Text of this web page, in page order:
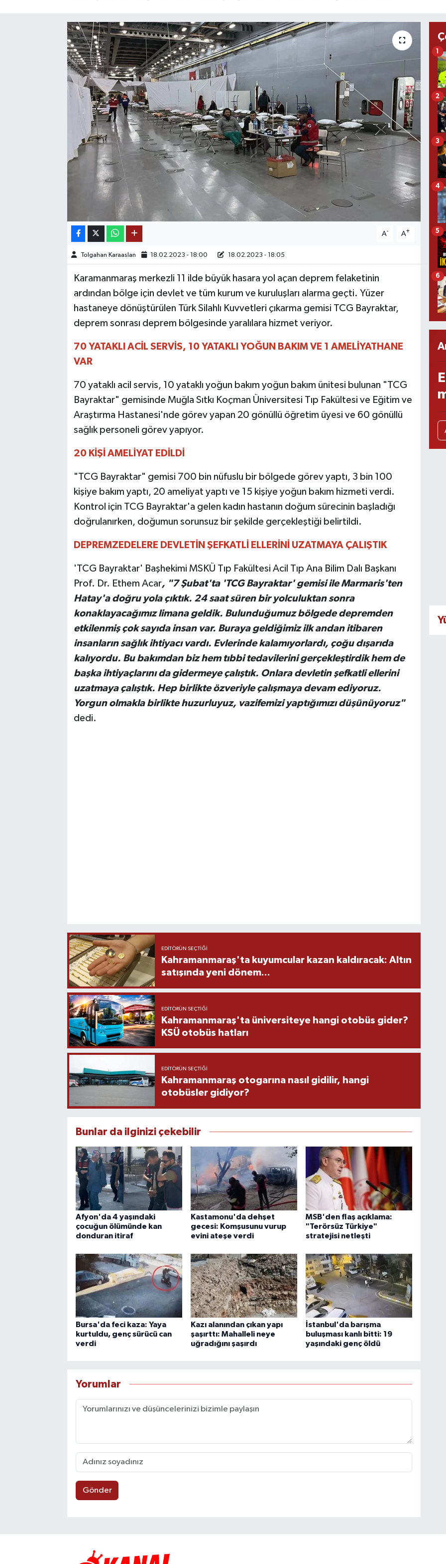
A- A+
Tolgahan Karaaslan 18.02.2023 - 18:00 18.02.2023 - 18:05
Karamanmaraş merkezli 11 ilde büyük hasara yol açan deprem felaketinin
ardından bölge için devlet ve tüm kurum ve kuruluşları alarma geçti. Yüzer
hastaneye dönüştürülen Türk Silahlı Kuvvetleri çıkarma gemisi TCG Bayraktar,
deprem sonrası deprem bölgesinde yaralılara hizmet veriyor.
70 YATAKLI ACİL SERVİS, 10 YATAKLI YOĞUN BAKIM VE 1 AMELİYATHANE
VAR
70 yataklı acil servis, 10 yataklı yoğun bakım yoğun bakım ünitesi bulunan "TCG
Bayraktar" gemisinde Muğla Sıtkı Koçman Üniversitesi Tıp Fakültesi ve Eğitim ve
Araştırma Hastanesi'nde görev yapan 20 gönüllü öğretim üyesi ve 60 gönüllü
sağlık personeli görev yapıyor.
20 KİŞİ AMELİYAT EDİLDİ
"TCG Bayraktar" gemisi 700 bin nüfuslu bir bölgede görev yaptı, 3 bin 100
kişiye bakım yaptı, 20 ameliyat yaptı ve 15 kişiye yoğun bakım hizmeti verdi.
Kontrol için TCG Bayraktar'a gelen kadın hastanın doğum sürecinin başladığı
doğrulanırken, doğumun sorunsuz bir şekilde gerçekleştiği belirtildi.
DEPREMZEDELERE DEVLETİN ŞEFKATLİ ELLERİNİ UZATMAYA ÇALIŞTIK
'TCG Bayraktar' Başhekimi MSKÜ Tıp Fakültesi Acil Tıp Ana Bilim Dalı Başkanı
Prof. Dr. Ethem Acar, "7 Şubat'ta 'TCG Bayraktar' gemisi ile Marmaris'ten
Hatay'a doğru yola çıktık. 24 saat süren bir yolculuktan sonra
konaklayacağımız limana geldik. Bulunduğumuz bölgede depremden
etkilenmiş çok sayıda insan var. Buraya geldiğimiz ilk andan itibaren
insanların sağlık ihtiyacı vardı. Evlerinde kalamıyorlardı, çoğu dışarıda
kalıyordu. Bu bakımdan biz hem tıbbi tedavilerini gerçekleştirdik hem de
başka ihtiyaçlarını da gidermeye çalıştık. Onlara devletin şefkatli ellerini
uzatmaya çalıştık. Hep birlikte özveriyle çalışmaya devam ediyoruz.
Yorgun olmakla birlikte huzurluyuz, vazifemizi yaptığımızı düşünüyoruz"
dedi.
EDITÖRÜN SEÇTIĞI
Kahramanmaraş'ta kuyumcular kazan kaldıracak: Altın
satışında yeni dönem...
EDITÖRÜN SEÇTIĞI
Kahramanmaraş'ta üniversiteye hangi otobüs gider?
KSÜ otobüs hatları
EDITÖRÜN SEÇTIĞI
Kahramanmaraş otogarına nasıl gidilir, hangi
otobüsler gidiyor?
Bunlar da ilginizi çekebilir
Afyon'da 4 yaşındaki
çocuğun ölümünde kan
donduran itiraf
Kastamonu'da dehşet
gecesi: Komşusunu vurup
evini ateşe verdi
MSB'den flaş açıklama:
"Terörsüz Türkiye"
stratejisi netleşti
Bursa'da feci kaza: Yaya
kurtuldu, genç sürücü can
verdi
Kazı alanından çıkan yapı
şaşırttı: Mahalleli neye
uğradığını şaşırdı
İstanbul'da barışma
buluşması kanlı bitti: 19
yaşındaki genç öldü
Yorumlar
Gönder
1
2
3
4
5
6
OTOMOTİV
KÜLTÜR SANAT